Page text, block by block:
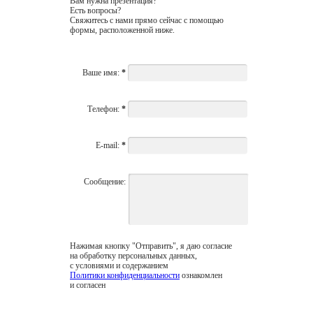
Есть вопросы?
Свяжитесь с нами прямо сейчас с помощью
формы, расположенной ниже.
Ваше имя: *
Телефон: *
E-mail: *
Сообщение:
Нажимая кнопку "Отправить", я даю согласие
на обработку персональных данных,
с условиями и содержанием
Политики конфиденциальности ознакомлен
и согласен